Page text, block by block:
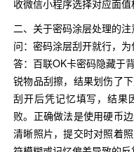
收微信小程序选择对应面值
二、关于密码涂层处理的
问：密码涂层刮开就行，为
答：百联OK卡密码隐藏于
锐物品刮擦，结果划伤了
刮开后凭记忆填写，结果
败。正确做法是使用硬币
清晰照片，提交时对照着